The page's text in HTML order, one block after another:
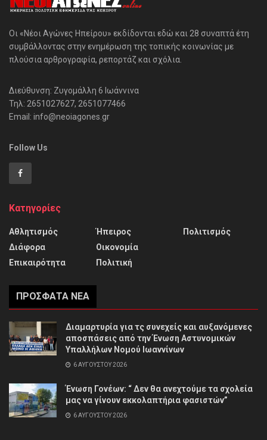
Οι «Νέοι Αγώνες Ηπείρου» εκδίδονται εδώ και 28 συναπτά έτη
συμβάλλοντας στην ενημέρωση της τοπικής κοινωνίας με
πλούσια αρθρογραφία, ρεπορτάζ και σχόλια.
Διεύθυνση: Ζυγομάλλη 6 Ιωάννινα
Τηλ: 2651027627, 2651077466
Email: info@neoiagones.gr
Follow Us
Κατηγορίες
Αθλητισμός
Διάφορα
Επικαιρότητα
Ήπειρος
Οικονομία
Πολιτική
Πολιτισμός
ΠΡΌΣΦΑΤΑ ΝΈΑ
Διαμαρτυρία για τς συνεχείς και αυξανόμενες
αποσπάσεις από την Ένωση Αστυνομικών
Υπαλλήλων Νομού Ιωαννίνων
6 ΑΥΓΟΎΣΤΟΥ 2026
Ένωση Γονέων: “ Δεν θα ανεχτούμε τα σχολεία
μας να γίνουν εκκολαπτήρια φασιστών”
6 ΑΥΓΟΎΣΤΟΥ 2026